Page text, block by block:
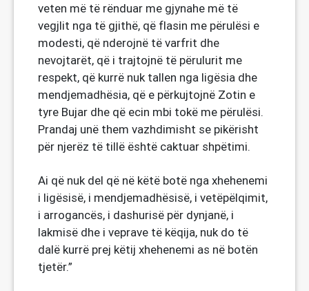
veten më të rënduar me gjynahe më të
vegjlit nga të gjithë, që flasin me përulësi e
modesti, që nderojnë të varfrit dhe
nevojtarët, që i trajtojnë të përulurit me
respekt, që kurrë nuk tallen nga ligësia dhe
mendjemadhësia, që e përkujtojnë Zotin e
tyre Bujar dhe që ecin mbi tokë me përulësi.
Prandaj unë them vazhdimisht se pikërisht
për njerëz të tillë është caktuar shpëtimi.
Ai që nuk del që në këtë botë nga xhehenemi
i ligësisë, i mendjemadhësisë, i vetëpëlqimit,
i arrogancës, i dashurisë për dynjanë, i
lakmisë dhe i veprave të këqija, nuk do të
dalë kurrë prej këtij xhehenemi as në botën
tjetër.”